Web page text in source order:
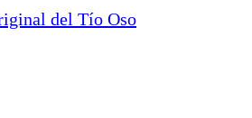
del Tío Oso